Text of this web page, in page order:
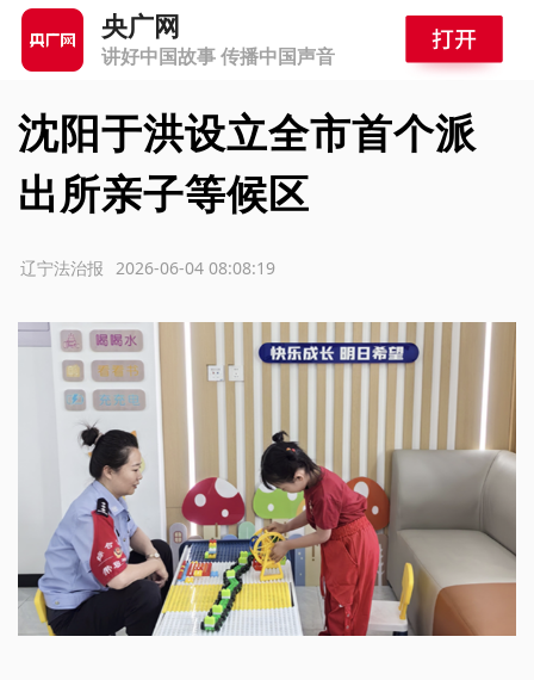
央广网
讲好中国故事 传播中国声音
沈阳于洪设立全市首个派
出所亲子等候区
2026-06-04 08:08:19
辽宁法治报